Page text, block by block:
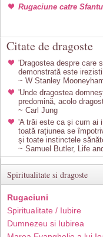
Rugaciune catre
Citate de dragoste
'Dragostea despre care
demonstrată este
~ W Stanley
'Unde dragostea
predomină, acolo
~ Carl Jung
'A trăi este ca și cum ai
toată rațiunea se
și toate instinctele
~ Samuel Butler, Life
Spiritualitate si dragoste
Rugaciuni
Spiritualitate / Iubire
Dumnezeu si Iubirea